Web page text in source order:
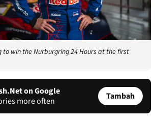
to win the Nurburgring 24 Hours at the first
on Google
more often
Tambah